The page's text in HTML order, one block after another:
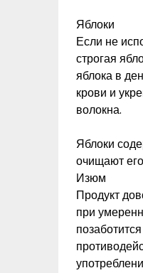
Яблоки
Если не
строгая
яблока в
крови и
волокна.
Яблоки
очищают
Изюм
Продукт
при